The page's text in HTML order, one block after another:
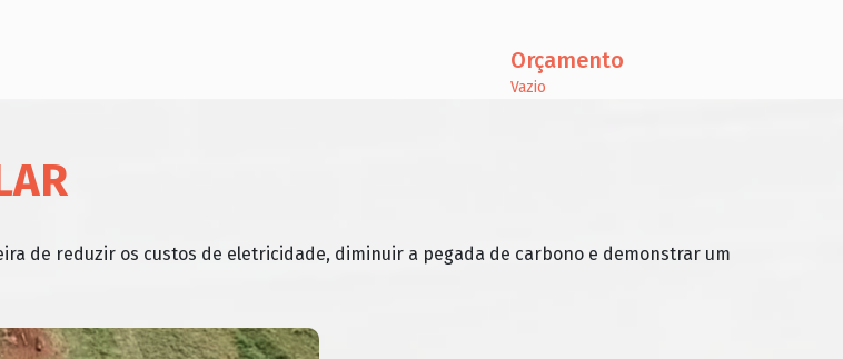
Orçamento
Vazio
de reduzir os custos de eletricidade, diminuir a pegada de carbono e demonstrar um